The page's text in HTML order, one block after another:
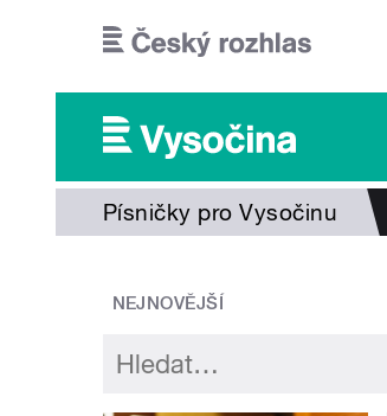
Písničky pro Vysočinu
NEJNOVĚJŠÍ